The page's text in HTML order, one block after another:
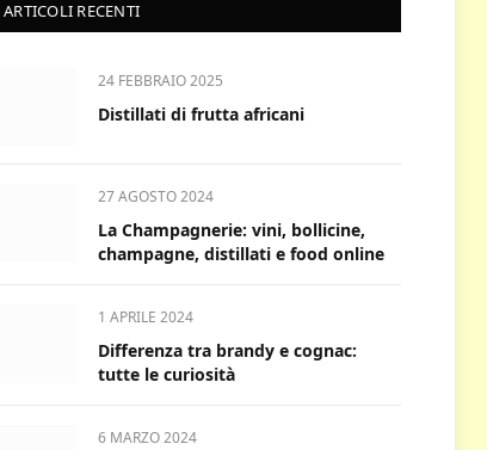
ARTICOLI RECENTI
24 FEBBRAIO 2025
Distillati di frutta africani
27 AGOSTO 2024
La Champagnerie: vini, bollicine,
champagne, distillati e food online
1 APRILE 2024
Differenza tra brandy e cognac:
tutte le curiosità
6 MARZO 2024